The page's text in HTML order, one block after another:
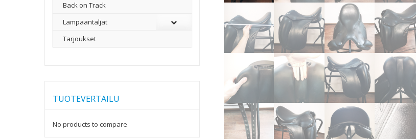
Back on Track
Lampaantaljat
Tarjoukset
TUOTEVERTAILU
No products to compare